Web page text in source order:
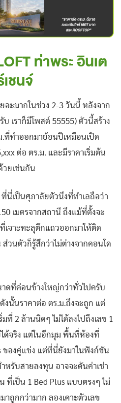
ท่าพระ อินเต
ชนจ์
อะมากในช่วง 2-3 วันนี้ หลังจาก
บ เราก็มีโพสต์ 55555) ตัวนี้สร้าง
.ที่ทำออกมาย้อนปีเหมือนเปิด
ต่อ ตร.ม. และมีราคาเริ่มต้น
วยเช่นกัน
นี่เป็นศุภาลัยตัวนึงที่ทำเลถือว่า
เมตรจากสถานี ถึงแม้ที่ตั้งจะ
เจาะทะลุตึกแถวออกมาให้ติด
วนตัวก็รู้สึกว่าไม่ต่างจากคอนโด
ดที่ค่อนข้างใหญ่กว่าทั่วไปครับ
งนั้นราคาต่อ ตร.ม.ถึงจะถูก แต่
2 ล้านนิดๆ ไม่ได้ลงไปถึงเลข 1
ด้จริง แต่ในอีกมุม พื้นที่ห้องที่
ของคู่แข่ง แต่ที่นี่ยังมาในฟังก์ชัน
หรับสายลงทุน อาจจะดันค่าเช่า
ที่เป็น 1 Bed Plus แบบตรงๆ ไม่
าถูกกว่ามาก ลองเคาะตัวเลข